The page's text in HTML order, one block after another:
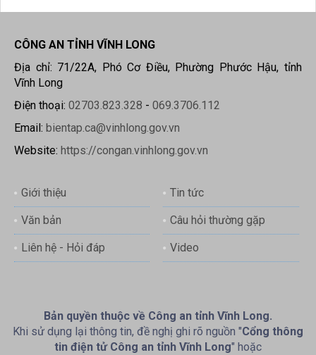
CÔNG AN TỈNH VĨNH LONG
Địa chỉ: 71/22A, Phó Cơ Điều, Phường Phước Hậu, tỉnh
Vĩnh Long
Điện thoại: 02703.823.328 - 069.3706.112
Email: bientap.ca@vinhlong.gov.vn
Website: https://congan.vinhlong.gov.vn
Giới thiệu Tin tức
Văn bản Câu hỏi thường gặp
Liên hệ - Hỏi đáp Video
Bản quyền thuộc về Công an tỉnh Vĩnh Long.
Khi sử dụng lại thông tin, đề nghị ghi rõ nguồn "Cổng thông
tin điện tử Công an tỉnh Vĩnh Long" hoặc